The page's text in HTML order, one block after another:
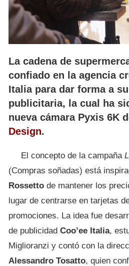
La cadena de
confiado en la agencia
Italia para dar forma a
publicitaria, la cual ha
nueva cámara Pyxis 6K
Design.
El concepto de la campaña
(Compras soñadas) está
Rossetto de mantener los
lugar de centrarse en tarjetas
promociones. La idea fue
de publicidad Coo’ee Italia,
Miglioranzi y contó con la
Alessandro Tosatto, quien